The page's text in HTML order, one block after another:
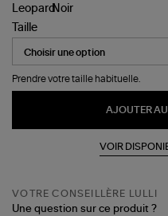
Taille
Prendre votre taille habituelle.
AJOUTER AU
VOIR
VOTRE CONSEILLÈRE LULLI
Une question sur ce produit ?